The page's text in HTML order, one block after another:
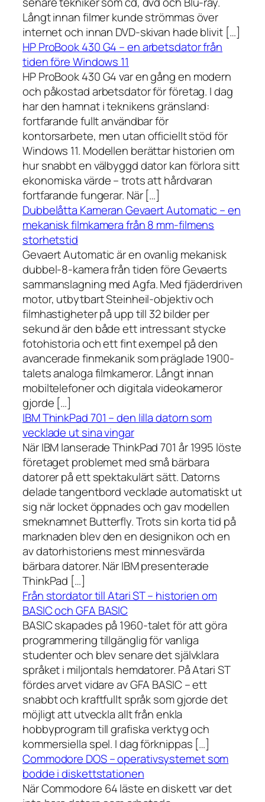
Långt innan filmer kunde strömmas över
internet och innan DVD-skivan hade blivit […]
HP ProBook 430 G4 – en arbetsdator från
tiden före Windows 11
HP ProBook 430 G4 var en gång en modern
och påkostad arbetsdator för företag. I dag
har den hamnat i teknikens gränsland:
fortfarande fullt användbar för
kontorsarbete, men utan officiellt stöd för
Windows 11. Modellen berättar historien om
hur snabbt en välbyggd dator kan förlora sitt
ekonomiska värde – trots att hårdvaran
fortfarande fungerar. När […]
Dubbelåtta Kameran Gevaert Automatic – en
mekanisk filmkamera från 8 mm-filmens
storhetstid
Gevaert Automatic är en ovanlig mekanisk
dubbel-8-kamera från tiden före Gevaerts
sammanslagning med Agfa. Med fjäderdriven
motor, utbytbart Steinheil-objektiv och
filmhastigheter på upp till 32 bilder per
sekund är den både ett intressant stycke
fotohistoria och ett fint exempel på den
avancerade finmekanik som präglade 1900-
talets analoga filmkameror. Långt innan
mobiltelefoner och digitala videokameror
gjorde […]
IBM ThinkPad 701 – den lilla datorn som
vecklade ut sina vingar
När IBM lanserade ThinkPad 701 år 1995 löste
företaget problemet med små bärbara
datorer på ett spektakulärt sätt. Datorns
delade tangentbord vecklade automatiskt ut
sig när locket öppnades och gav modellen
smeknamnet Butterfly. Trots sin korta tid på
marknaden blev den en designikon och en
av datorhistoriens mest minnesvärda
bärbara datorer. När IBM presenterade
ThinkPad […]
Från stordator till Atari ST – historien om
BASIC och GFA BASIC
BASIC skapades på 1960-talet för att göra
programmering tillgänglig för vanliga
studenter och blev senare det självklara
språket i miljontals hemdatorer. På Atari ST
fördes arvet vidare av GFA BASIC – ett
snabbt och kraftfullt språk som gjorde det
möjligt att utveckla allt från enkla
hobbyprogram till grafiska verktyg och
kommersiella spel. I dag förknippas […]
Commodore DOS – operativsystemet som
bodde i diskettstationen
När Commodore 64 läste en diskett var det